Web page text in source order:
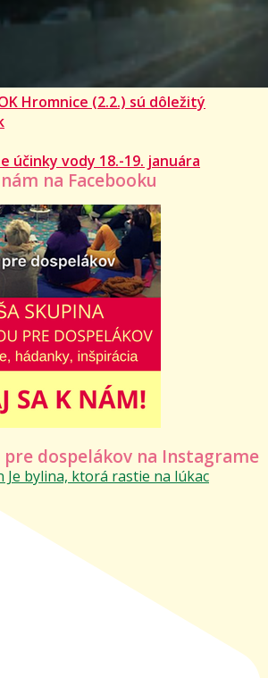
Hromnice (2.2.) sú dôležitý
účinky vody 18.-19. januára
na Facebooku
pre dospelákov na Instagrame
Je bylina, ktorá rastie na lúkac